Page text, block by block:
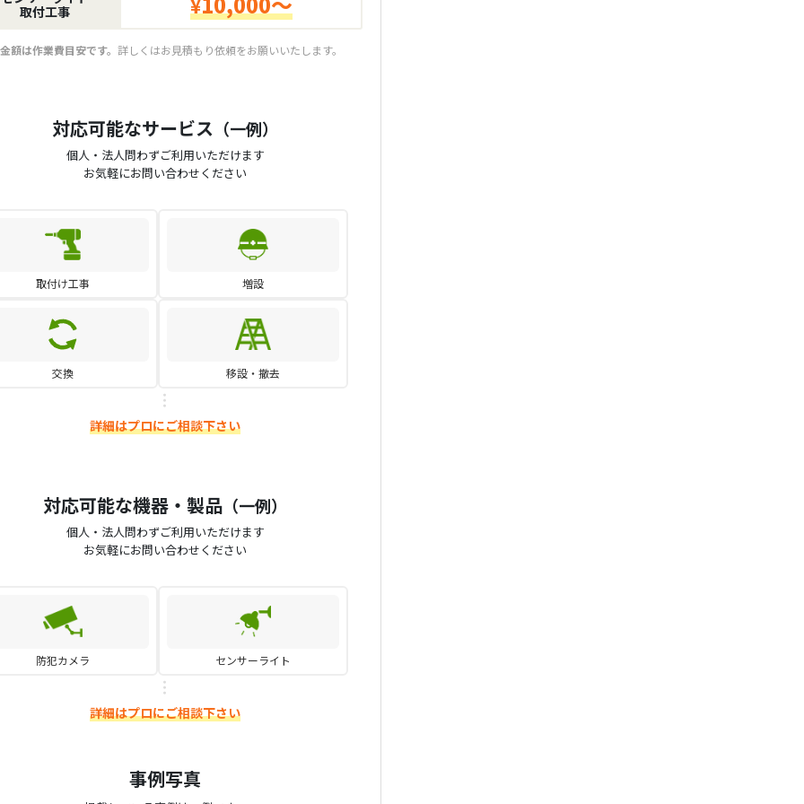
取付工事
¥
額は作業費目安です。 詳しくはお見積もり依頼をお願いいたします。
対応可能なサービス （一例）
個人・法人問わずご利用いただけます
お気軽にお問い合わせください
取付け工事 増設
交換 移設・撤去
詳細はプロにご相談下さい
対応可能な機器・製品 （一例）
個人・法人問わずご利用いただけます
お気軽にお問い合わせください
防犯カメラ センサーライト
詳細はプロにご相談下さい
事例写真